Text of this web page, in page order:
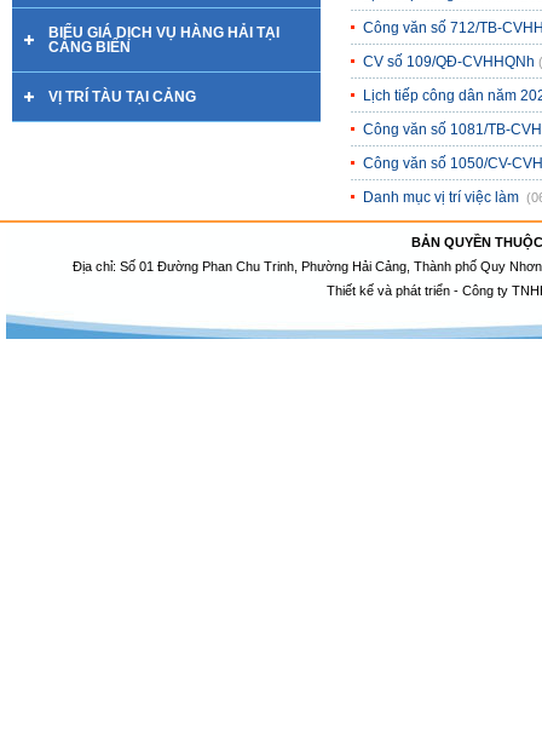
BIỂU GIÁ DỊCH VỤ HÀNG HẢI TẠI
CẢNG BIỂN
VỊ TRÍ TÀU TẠI CẢNG
Công văn số 712/TB-
CV số 109/QĐ-CVHHQNh
Lịch tiếp công dân năm
Công văn số 1081/TB-
Công văn số 1050/CV-
Danh mục vị trí việc làm
BẢN QUYỀN
Địa chỉ: Số 01 Đường Phan Chu Trinh, Phường Hải Cảng, Thành phố Quy
Thiết kế và phát triển - Công ty